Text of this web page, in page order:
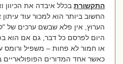
התקשורתבכלל איבדה את הכיוון
החשוב ביותר הוא למכור עוד עיתון
הערוץ, אין פלא שבשם ערכים של
היום לפרסם כל דבר, גם אם הוא
או חמור לא פחות – משפיל ורומס
כאשר אחד המדורים הפופולאריים